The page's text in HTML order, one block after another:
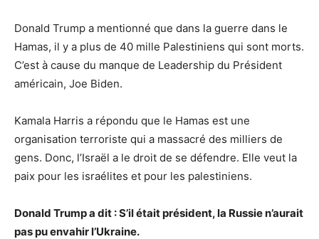
Donald Trump a mentionné que dans la guerre dans le
Hamas, il y a plus de 40 mille Palestiniens qui sont morts.
C’est à cause du manque de Leadership du Président
américain, Joe Biden.
Kamala Harris a répondu que le Hamas est une
organisation terroriste qui a massacré des milliers de
gens. Donc, l’Israël a le droit de se défendre. Elle veut la
paix pour les israélites et pour les palestiniens.
Donald Trump a dit : S’il était président, la Russie n’aurait
pas pu envahir l’Ukraine.